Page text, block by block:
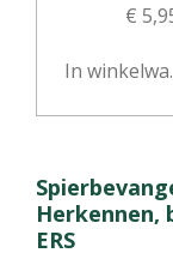
€
In
Herkennen,
ERS